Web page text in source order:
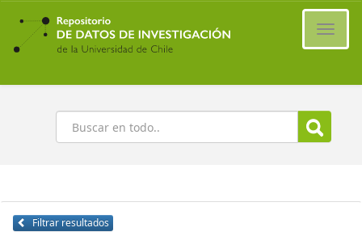
Ir
contenido
principal
Buscar
Filtrar resultados